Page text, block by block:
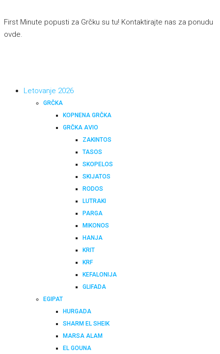
First Minute popusti za Grčku su tu! Kontaktirajte nas za ponudu
ovde.
Letovanje 2026
GRČKA
KOPNENA GRČKA
GRČKA AVIO
ZAKINTOS
TASOS
SKOPELOS
SKIJATOS
RODOS
LUTRAKI
PARGA
MIKONOS
HANJA
KRIT
KRF
KEFALONIJA
GLIFADA
EGIPAT
HURGADA
SHARM EL SHEIK
MARSA ALAM
EL GOUNA